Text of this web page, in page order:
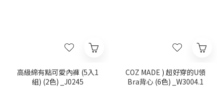
高級綿有點可愛內褲 (5入1
組) (2色) _J0245
COZ MADE ) 超好穿的U領
Bra背心 (6色) _W3004.1